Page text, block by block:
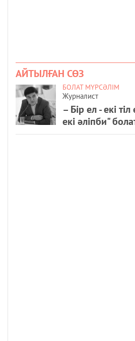
АЙТЫЛҒАН СӨЗ
БОЛАТ МҮРСӘЛІМ
Журналист
– Бір ел - екі
екі әліпби"